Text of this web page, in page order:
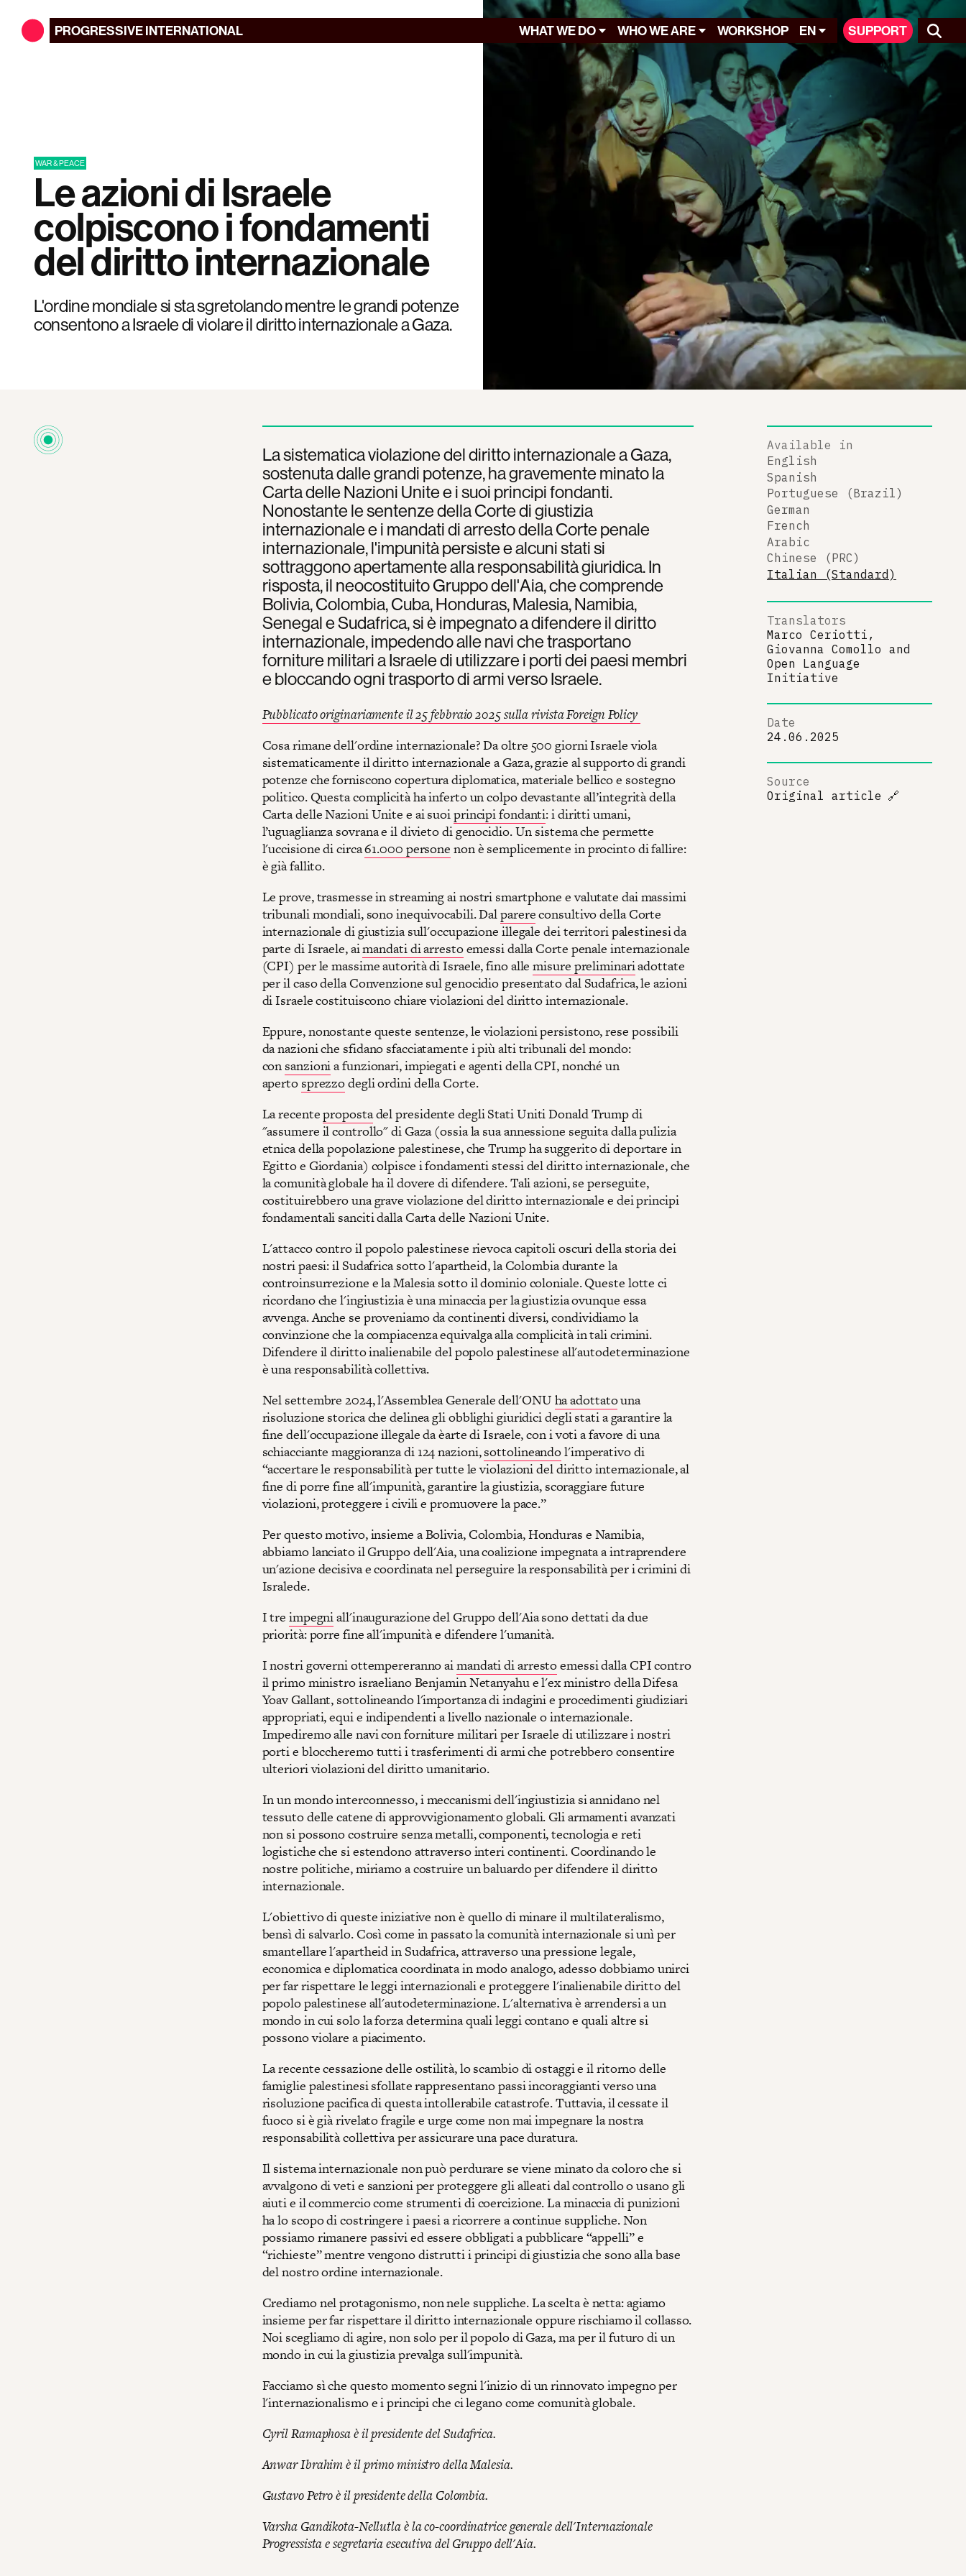
PROGRESSIVEINTERNATIONAL WHAT WE DO WHO WE ARE WORKSHOP EN SUPPORT
WAR & PEACE
Le azioni di Israele
colpiscono i fondamenti
del diritto internazionale
L'ordine mondiale si sta sgretolando mentre le grandi potenze
consentono a Israele di violare il diritto internazionale a Gaza.
La sistematica violazione del diritto internazionale a Gaza,
sostenuta dalle grandi potenze, ha gravemente minato la
Carta delle Nazioni Unite e i suoi principi fondanti.
Nonostante le sentenze della Corte di giustizia
internazionale e i mandati di arresto della Corte penale
internazionale, l'impunità persiste e alcuni stati si
sottraggono apertamente alla responsabilità giuridica. In
risposta, il neocostituito Gruppo dell'Aia, che comprende
Bolivia, Colombia, Cuba, Honduras, Malesia, Namibia,
Senegal e Sudafrica, si è impegnato a difendere il diritto
internazionale, impedendo alle navi che trasportano
forniture militari a Israele di utilizzare i porti dei paesi membri
e bloccando ogni trasporto di armi verso Israele.
Pubblicato originariamente il 25 febbraio 2025 sulla rivista Foreign Policy
Cosa rimane dell'ordine internazionale? Da oltre 500 giorni Israele viola
sistematicamente il diritto internazionale a Gaza, grazie al supporto di grandi
potenze che forniscono copertura diplomatica, materiale bellico e sostegno
politico. Questa complicità ha inferto un colpo devastante all’integrità della
Carta delle Nazioni Unite e ai suoiprincipi fondanti: i diritti umani,
l’uguaglianza sovrana e il divieto di genocidio. Un sistema che permette
l'uccisione di circa61.000 persone non è semplicemente in procinto di fallire:
è già fallito.
Le prove, trasmesse in streaming ai nostri smartphone e valutate dai massimi
tribunali mondiali, sono inequivocabili. Dalparereconsultivo della Corte
internazionale di giustizia sull'occupazione illegale dei territori palestinesi da
parte di Israele, aimandati di arrestoemessi dalla Corte penale internazionale
(CPI) per le massime autorità di Israele, fino allemisure preliminariadottate
per il caso della Convenzione sul genocidio presentato dal Sudafrica, le azioni
di Israele costituiscono chiare violazioni del diritto internazionale.
Eppure, nonostante queste sentenze, le violazioni persistono, rese possibili
da nazioni che sfidano sfacciatamente i più alti tribunali del mondo:
con sanzionia funzionari, impiegati e agenti della CPI, nonché un
aperto sprezzodegli ordini della Corte.
La recentepropostadel presidente degli Stati Uniti Donald Trump di
"assumere il controllo" di Gaza (ossia la sua annessione seguita dalla pulizia
etnica della popolazione palestinese, che Trump ha suggerito di deportare in
Egitto e Giordania) colpisce i fondamenti stessi del diritto internazionale, che
la comunità globale ha il dovere di difendere. Tali azioni, se perseguite,
costituirebbero una grave violazione del diritto internazionale e dei principi
fondamentali sanciti dalla Carta delle Nazioni Unite.
L'attacco contro il popolo palestinese rievoca capitoli oscuri della storia dei
nostri paesi: il Sudafrica sotto l'apartheid, la Colombia durante la
controinsurrezione e la Malesia sotto il dominio coloniale. Queste lotte ci
ricordano che l'ingiustizia è una minaccia per la giustizia ovunque essa
avvenga. Anche se proveniamo da continenti diversi, condividiamo la
convinzione che la compiacenza equivalga alla complicità in tali crimini.
Difendere il diritto inalienabile del popolo palestinese all'autodeterminazione
è una responsabilità collettiva.
Nel settembre 2024, l'Assemblea Generale dell'ONU ha adottatouna
risoluzione storica che delinea gli obblighi giuridici degli stati a garantire la
fine dell'occupazione illegale da èarte di Israele, con i voti a favore di una
schiacciante maggioranza di 124 nazioni,sottolineandol'imperativo di
“accertare le responsabilità per tutte le violazioni del diritto internazionale, al
fine di porre fine all'impunità, garantire la giustizia, scoraggiare future
violazioni, proteggere i civili e promuovere la pace.”
Per questo motivo, insieme a Bolivia, Colombia, Honduras e Namibia,
abbiamo lanciato il Gruppo dell'Aia, una coalizione impegnata a intraprendere
un'azione decisiva e coordinata nel perseguire la responsabilità per i crimini di
Isralede.
I tre impegniall'inaugurazione del Gruppo dell'Aia sono dettati da due
priorità: porre fine all'impunità e difendere l'umanità.
I nostri governi ottempereranno aimandati di arrestoemessi dalla CPI contro
il primo ministro israeliano Benjamin Netanyahu e l'ex ministro della Difesa
Yoav Gallant, sottolineando l'importanza di indagini e procedimenti giudiziari
appropriati, equi e indipendenti a livello nazionale o internazionale.
Impediremo alle navi con forniture militari per Israele di utilizzare i nostri
porti e bloccheremo tutti i trasferimenti di armi che potrebbero consentire
ulteriori violazioni del diritto umanitario.
In un mondo interconnesso, i meccanismi dell'ingiustizia si annidano nel
tessuto delle catene di approvvigionamento globali. Gli armamenti avanzati
non si possono costruire senza metalli, componenti, tecnologia e reti
logistiche che si estendono attraverso interi continenti. Coordinando le
nostre politiche, miriamo a costruire un baluardo per difendere il diritto
internazionale.
L'obiettivo di queste iniziative non è quello di minare il multilateralismo,
bensì di salvarlo. Così come in passato la comunità internazionale si unì per
smantellare l'apartheid in Sudafrica, attraverso una pressione legale,
economica e diplomatica coordinata in modo analogo, adesso dobbiamo unirci
per far rispettare le leggi internazionali e proteggere l'inalienabile diritto del
popolo palestinese all'autodeterminazione. L'alternativa è arrendersi a un
mondo in cui solo la forza determina quali leggi contano e quali altre si
possono violare a piacimento.
La recente cessazione delle ostilità, lo scambio di ostaggi e il ritorno delle
famiglie palestinesi sfollate rappresentano passi incoraggianti verso una
risoluzione pacifica di questa intollerabile catastrofe. Tuttavia, il cessate il
fuoco si è già rivelato fragile e urge come non mai impegnare la nostra
responsabilità collettiva per assicurare una pace duratura.
Il sistema internazionale non può perdurare se viene minato da coloro che si
avvalgono di veti e sanzioni per proteggere gli alleati dal controllo o usano gli
aiuti e il commercio come strumenti di coercizione. La minaccia di punizioni
ha lo scopo di costringere i paesi a ricorrere a continue suppliche. Non
possiamo rimanere passivi ed essere obbligati a pubblicare “appelli” e
“richieste” mentre vengono distrutti i principi di giustizia che sono alla base
del nostro ordine internazionale.
Crediamo nel protagonismo, non nele suppliche. La scelta è netta: agiamo
insieme per far rispettare il diritto internazionale oppure rischiamo il collasso.
Noi scegliamo di agire, non solo per il popolo di Gaza, ma per il futuro di un
mondo in cui la giustizia prevalga sull'impunità.
Facciamo sì che questo momento segni l'inizio di un rinnovato impegno per
l'internazionalismo e i principi che ci legano come comunità globale.
Cyril Ramaphosa è il presidente del Sudafrica.
Anwar Ibrahim è il primo ministro della Malesia.
Gustavo Petro è il presidente della Colombia.
Varsha Gandikota-Nellutla è la co-coordinatrice generale dell'Internazionale
Progressista e segretaria esecutiva del Gruppo dell'Aia.
Available in
English
Spanish
Portuguese (Brazil)
German
French
Arabic
Chinese (PRC)
Italian (Standard)
Translators
Marco Ceriotti,
Giovanna Comollo and
Open Language
Initiative
Date
24.06.2025
Source
Original article 🔗